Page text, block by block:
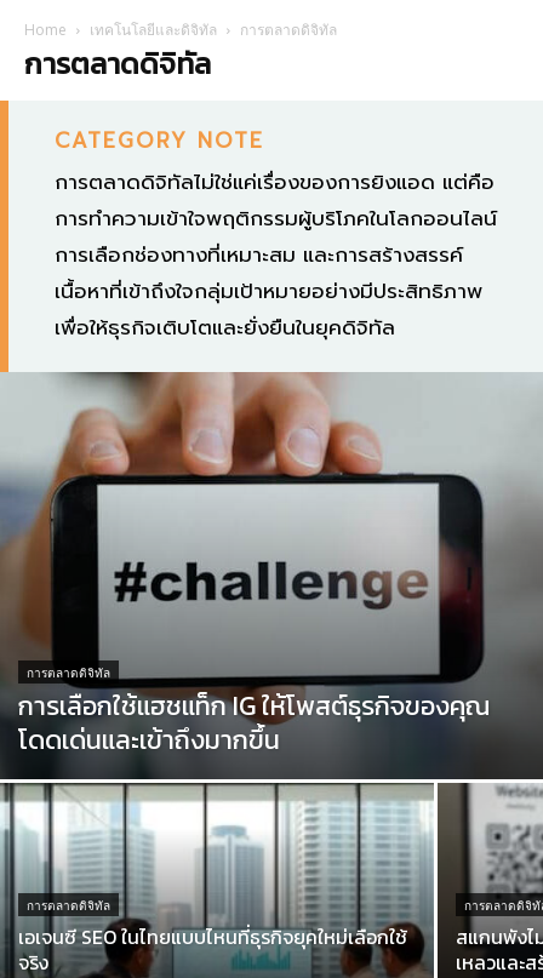
Home เทคโนโลยีและดิจิทัล การตลาดดิจิทัล
การตลาดดิจิทัล
CATEGORY NOTE
การตลาดดิจิทัลไม่ใช่แค่เรื่องของการยิงแอด แต่คือ
การทำความเข้าใจพฤติกรรมผู้บริโภคในโลกออนไลน์
การเลือกช่องทางที่เหมาะสม และการสร้างสรรค์
เนื้อหาที่เข้าถึงใจกลุ่มเป้าหมายอย่างมีประสิทธิภาพ
เพื่อให้ธุรกิจเติบโตและยั่งยืนในยุคดิจิทัล
การตลาดดิจิทัล
การเลือกใช้แฮชแท็ก IG ให้โพสต์ธุรกิจของคุณ
โดดเด่นและเข้าถึงมากขึ้น
การตลาดดิจิทัล
เอเจนซี SEO ในไทยแบบไหนที่ธุรกิจยุคใหม่เลือกใช้
จริง
การตลาดดิจิทั
สแกนพังไ
เหลวและส